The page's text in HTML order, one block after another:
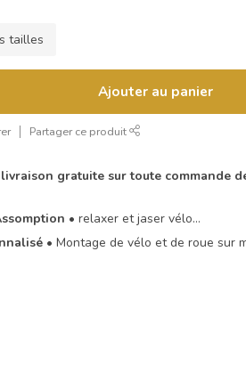
tailles
Ajouter au panier
Partager ce produit
gratuite sur toute commande
• relaxer et jaser vélo…
• Montage de vélo et de roue sur